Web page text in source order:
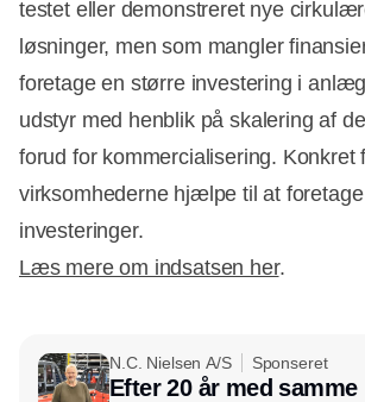
testet eller demonstreret nye
løsninger, men som mangler
foretage en større investering i
udstyr med henblik på skalering af
forud for kommercialisering. Konkret
virksomhederne hjælpe til at
investeringer.
Læs mere om indsatsen her.
N.C. Nielsen A/S Sponseret
Efter 20 år med samme